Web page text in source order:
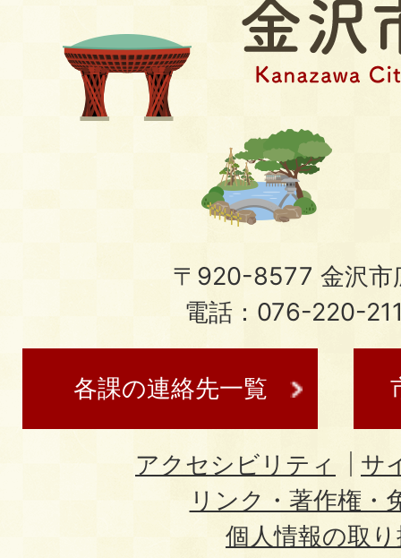
〒920-8577 金沢市
電話：076-220-
各課の連絡先一覧
アクセシビリティ
サ
リンク・著作権・
個人情報の取